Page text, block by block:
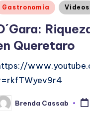
Gastronomía Videos
Queretaro
Brenda Cassab